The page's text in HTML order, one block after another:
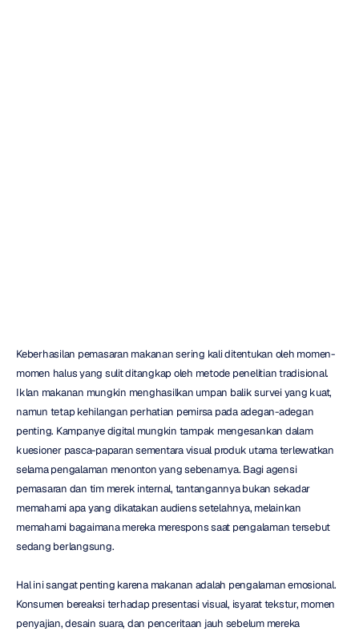
Keberhasilan pemasaran makanan sering kali ditentukan oleh momen-
momen halus yang sulit ditangkap oleh metode penelitian tradisional.
Iklan makanan mungkin menghasilkan umpan balik survei yang kuat,
namun tetap kehilangan perhatian pemirsa pada adegan-adegan
penting. Kampanye digital mungkin tampak mengesankan dalam
kuesioner pasca-paparan sementara visual produk utama terlewatkan
selama pengalaman menonton yang sebenarnya. Bagi agensi
pemasaran dan tim merek internal, tantangannya bukan sekadar
memahami apa yang dikatakan audiens setelahnya, melainkan
memahami bagaimana mereka merespons saat pengalaman tersebut
sedang berlangsung.
Hal ini sangat penting karena makanan adalah pengalaman emosional.
Konsumen bereaksi terhadap presentasi visual, isyarat tekstur, momen
penyajian, desain suara, dan penceritaan jauh sebelum mereka